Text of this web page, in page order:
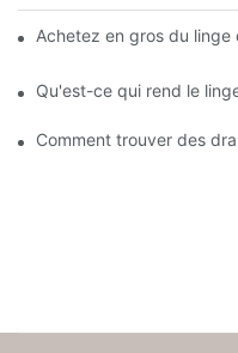
Achetez en gros du
Qu'est-ce qui rend le
Comment trouver des